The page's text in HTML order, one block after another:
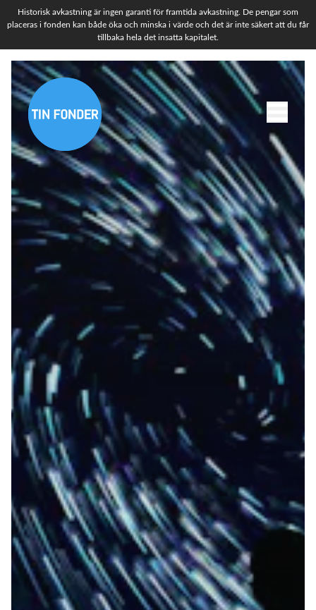
Historisk avkastning är ingen garanti för framtida avkastning. De pengar som
placeras i fonden kan både öka och minska i värde och det är inte säkert att du får
tillbaka hela det insatta kapitalet.